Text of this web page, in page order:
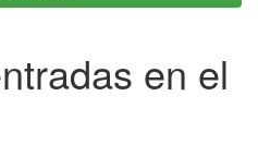
en el